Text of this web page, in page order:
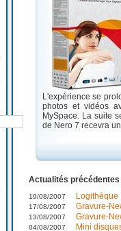
L'expérience se
photos et vidéos
MySpace. La suite
de Nero 7 recevra
Actualités précédentes
19/08/2007 Logithèque
17/08/2007 Gravure-
13/08/2007 Gravure-
04/08/2007 Mini